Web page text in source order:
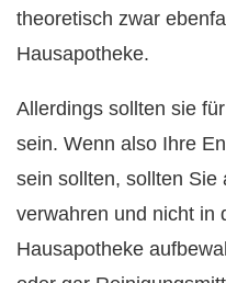
theoretisch zwar
Hausapotheke.
Allerdings sollten sie
sein. Wenn also Ihre
sein sollten, sollten Sie
verwahren und nicht in
Hausapotheke